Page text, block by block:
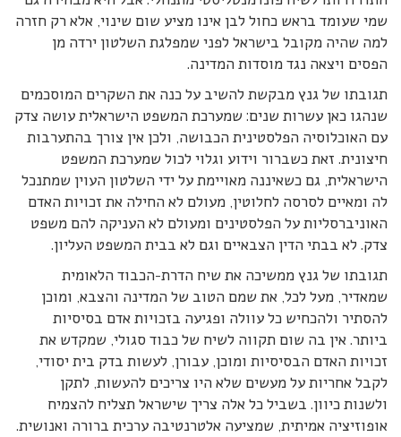
שמי שעומד בראש כחול לבן אינו מציע שום שינוי, אלא רק חזרה
למה שהיה מקובל בישראל לפני שמפלגת השלטון ירדה מן
הפסים ויצאה נגד מוסדות המדינה.
תגובתו של גנץ מבקשת להשיב על כנה את השקרים המוסכמים
שנהגו כאן עשרות שנים: שמערכת המשפט הישראלית עושה צדק
עם האוכלוסיה הפלסטינית הכבושה, ולכן אין צורך בהתערבות
חיצונית. זאת כשברור וידוע וגלוי לכול שמערכת המשפט
הישראלית, גם כשאיננה מאויימת על ידי השלטון העוין שמתנכל
לה ומאיים לסרסה לחלוטין, מעולם לא החילה את זכויות האדם
האוניברסליות על הפלסטינים ומעולם לא העניקה להם משפט
צדק. לא בבתי הדין הצבאיים וגם לא בבית המשפט העליון.
תגובתו של גנץ ממשיכה את שיח הדרת-הכבוד הלאומית
שמאדיר, מעל לכל, את שמם הטוב של המדינה והצבא, ומוכן
להסתיר ולהכחיש כל עוולה ופגיעה בזכויות אדם בסיסיות
ביותר. אין בה שום תקווה לשיח של כבוד סגולי, שמקדש את
זכויות האדם הבסיסיות ומוכן, עבורן, לעשות בדק בית יסודי,
לקבל אחריות על מעשים שלא היו צריכים להעשות, לתקן
ולשנות כיוון. בשביל כל אלה צריך שישראל תצליח להצמיח
אופוזיציה אמיתית, שמציעה אלטרנטיבה ערכית ברורה ואנושית.